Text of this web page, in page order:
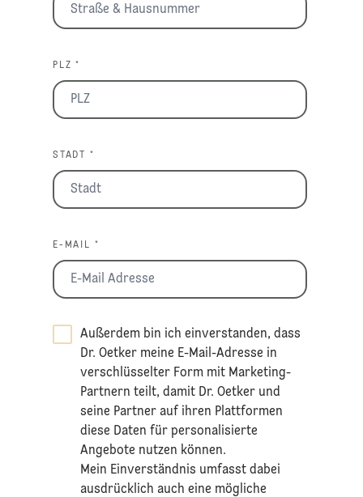
PLZ *
STADT *
E-MAIL *
Außerdem bin ich einverstanden, dass
Dr. Oetker meine E-Mail-Adresse in
verschlüsselter Form mit Marketing-
Partnern teilt, damit Dr. Oetker und
seine Partner auf ihren Plattformen
diese Daten für personalisierte
Angebote nutzen können.
Mein Einverständnis umfasst dabei
ausdrücklich auch eine mögliche